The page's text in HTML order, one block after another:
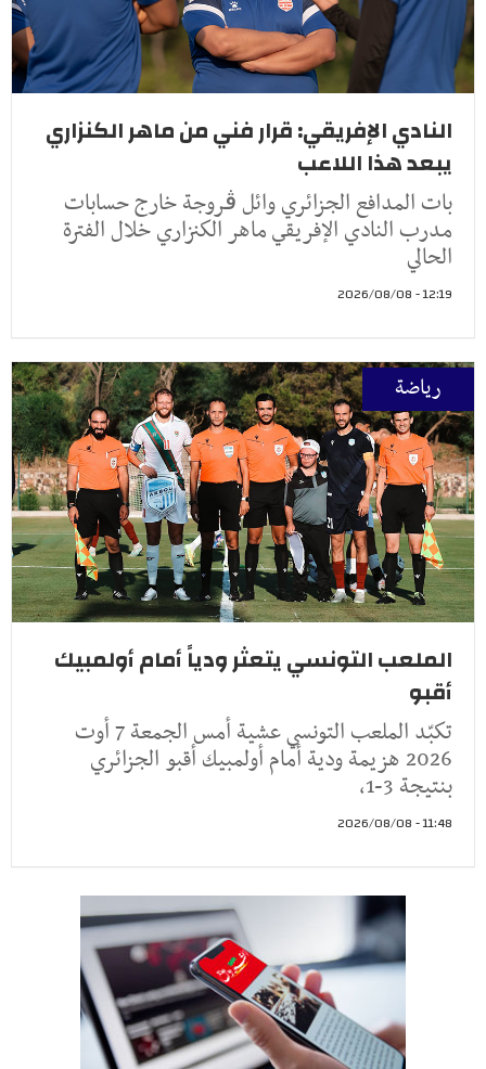
النادي الإفريقي: قرار فني من ماهر الكنزاري
يبعد هذا اللاعب
بات المدافع الجزائري وائل ڤروجة خارج حسابات
مدرب النادي الإفريقي ماهر الكنزاري خلال الفترة
الحالي
12:19 - 2026/08/08
رياضة
الملعب التونسي يتعثر ودياً أمام أولمبيك
أقبو
تكبّد الملعب التونسي عشية أمس الجمعة 7 أوت
2026 هزيمة ودية أمام أولمبيك أقبو الجزائري
بنتيجة 3-1،
11:48 - 2026/08/08